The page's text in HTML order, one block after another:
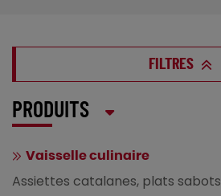
FILTRES
PRODUITS
Vaisselle culinaire
Assiettes catalanes, plats sabots